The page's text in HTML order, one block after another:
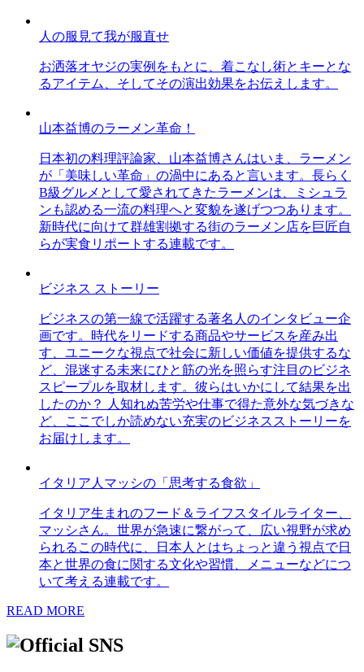
人の服見て我が服直せ
お洒落オヤジの実例をもとに、着こなし術とキーとな
るアイテム、そしてその演出効果をお伝えします。
山本益博のラーメン革命！
日本初の料理評論家、山本益博さんはいま、ラーメン
が「美味しい革命」の渦中にあると言います。長らく
B級グルメとして愛されてきたラーメンは、ミシュラ
ンも認める一流の料理へと変貌を遂げつつあります。
新時代に向けて群雄割拠する街のラーメン店を巨匠自
らが実食リポートする連載です。
ビジネス ストーリー
ビジネスの第一線で活躍する著名人のインタビュー企
画です。時代をリードする商品やサービスを産み出
す、ユニークな視点で社会に新しい価値を提供するな
ど、混迷する未来にひと筋の光を照らす注目のビジネ
スピープルを取材します。彼らはいかにして結果を出
したのか？ 人知れぬ苦労や仕事で得た意外な気づきな
ど、ここでしか読めない充実のビジネスストーリーを
お届けします。
イタリア人マッシの「思考する食欲」
イタリア生まれのフード＆ライフスタイルライター、
マッシさん。世界が急速に繋がって、広い視野が求め
られるこの時代に、日本人とはちょっと違う視点で日
本と世界の食に関する文化や習慣、メニューなどにつ
いて考える連載です。
READ MORE